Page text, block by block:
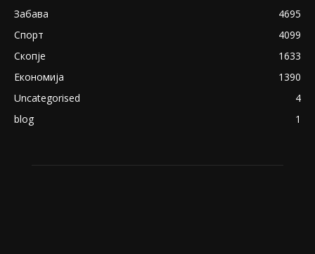
Забава
4695
Спорт
4099
Скопје
1633
Економија
1390
Uncategorised
4
blog
1